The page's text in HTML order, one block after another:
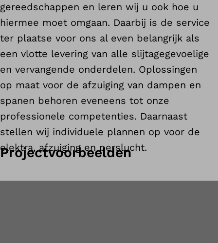
gereedschappen en leren wij u ook hoe u
hiermee moet omgaan. Daarbij is de service
ter plaatse voor ons al even belangrijk als
een vlotte levering van alle slijtagegevoelige
en vervangende onderdelen. Oplossingen
op maat voor de afzuiging van dampen en
spanen behoren eveneens tot onze
professionele competenties. Daarnaast
stellen wij individuele plannen op voor de
elektra, afzuiging en perslucht.
Projectvoorbeelden